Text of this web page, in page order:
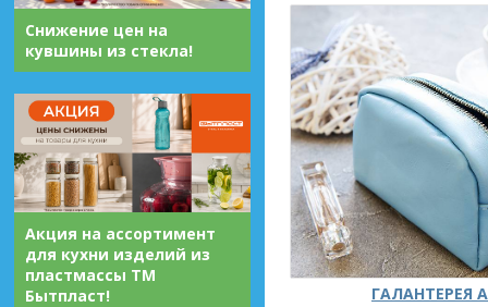
Снижение цен на
кувшины из стекла!
Акция на ассортимент
для кухни изделий из
пластмассы ТМ
Бытпласт!
ГАЛАНТЕРЕЯ